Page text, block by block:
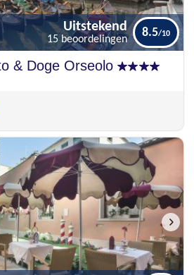
Uitstekend
15 beoordelingen
8.5
& Doge Orseolo
Uitstekend
15 beoordelingen
8.5